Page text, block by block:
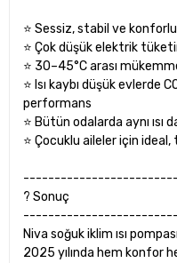
⭐ Sessiz, stabil ve konforlu
⭐ Çok düşük elektrik
⭐ 30–45°C arası
⭐ Isı kaybı düşük evlerde
performans
⭐ Bütün odalarda aynı ısı
⭐ Çocuklu aileler için ideal,
? Sonuç
Niva soğuk iklim ısı
2025 yılında hem konfor